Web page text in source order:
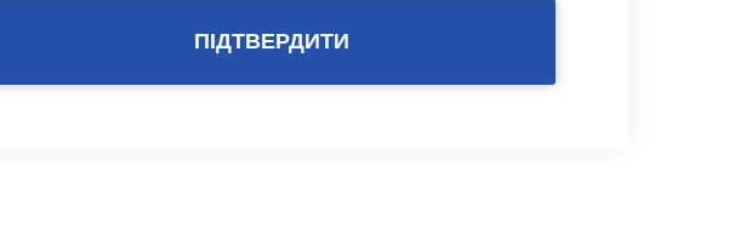
ПІДТВЕРДИТИ